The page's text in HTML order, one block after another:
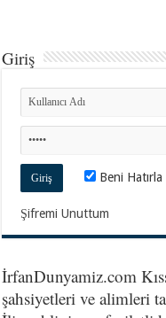
Giriş
Beni Hatırla
Şifremi Unuttum
İrfanDunyamiz.com
şahsiyetleri ve alimleri